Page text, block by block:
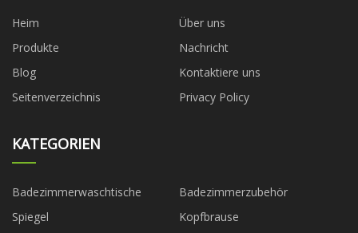
Heim
Über uns
Produkte
Nachricht
Blog
Kontaktiere uns
Seitenverzeichnis
Privacy Policy
KATEGORIEN
Badezimmerwaschtische
Badezimmerzubehör
Spiegel
Kopfbrause